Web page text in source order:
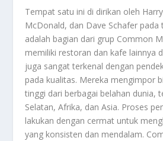
Tempat satu ini di dirikan oleh
McDonald, dan Dave Schafer pada
adalah bagian dari grup Common
memiliki restoran dan kafe lainnya
juga sangat terkenal dengan
pada kualitas. Mereka mengimpor
tinggi dari berbagai belahan dunia,
Selatan, Afrika, dan Asia. Proses
lakukan dengan cermat untuk
yang konsisten dan mendalam.